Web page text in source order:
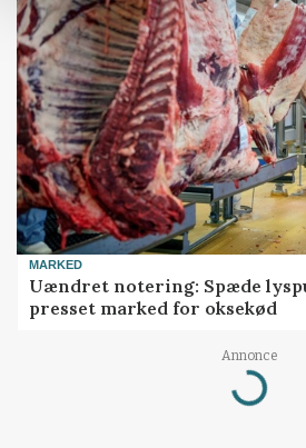
MARKED
Uændret notering: Spæde
presset marked for oksekød
Annonce
Loading...